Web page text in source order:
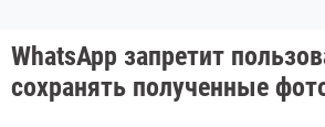
WhatsApp запретит
сохранять полученные